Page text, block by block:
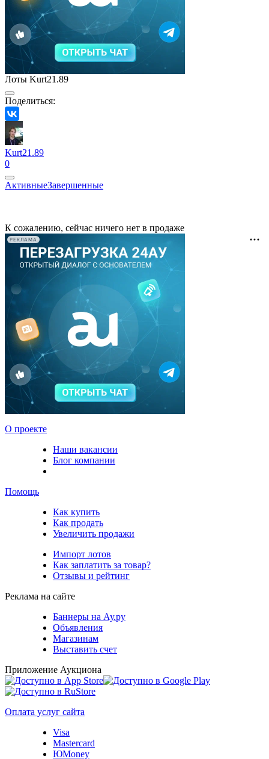
Лоты Kurt21.89
Поделиться:
Kurt21.89
0
АктивныеЗавершенные
К сожалению, сейчас ничего нет в продаже
РЕКЛАМА
О проекте
Наши вакансии
Блог компании
Помощь
Как купить
Как продать
Увеличить продажи
Импорт лотов
Как заплатить за товар?
Отзывы и рейтинг
Реклама на сайте
Баннеры на Ау.ру
Объявления
Магазинам
Выставить счет
Приложение Аукциона
Оплата услуг сайта
Visa
Mastercard
ЮMoney